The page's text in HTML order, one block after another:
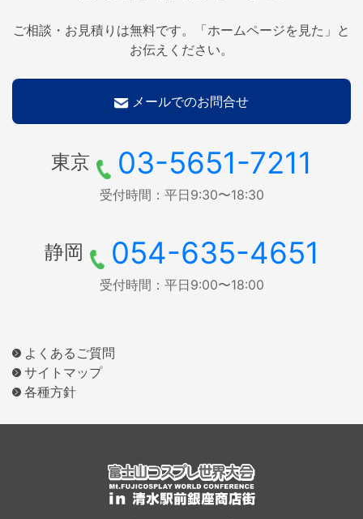
ご相談・お見積りは無料です。「ホームページを見た」と
お伝えください。
メールでのお問合せ
東京 03-5651-7211
受付時間：平日9:30〜18:30
静岡 054-635-4651
受付時間：平日9:00〜18:00
よくあるご質問
サイトマップ
各種方針